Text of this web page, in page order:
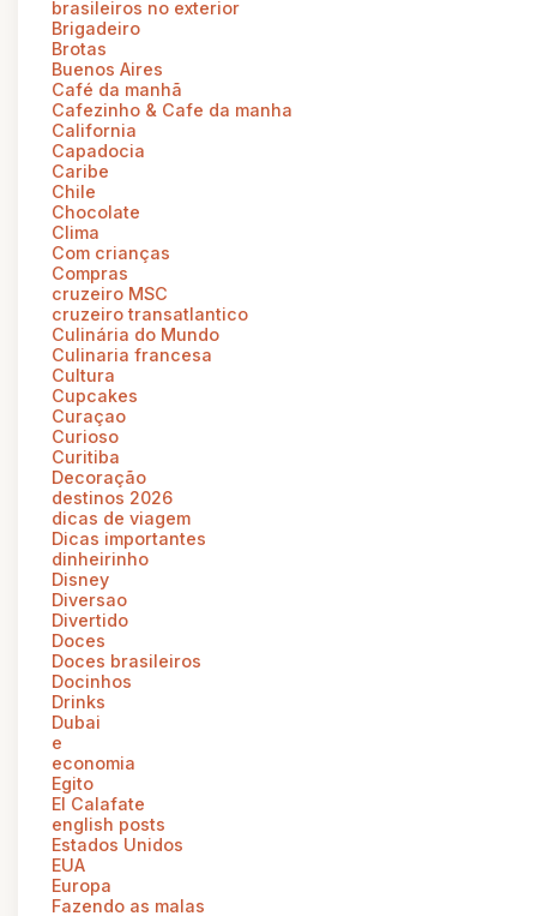
brasileiros no exterior
Brigadeiro
Brotas
Buenos Aires
Café da manhã
Cafezinho & Cafe da manha
California
Capadocia
Caribe
Chile
Chocolate
Clima
Com crianças
Compras
cruzeiro MSC
cruzeiro transatlantico
Culinária do Mundo
Culinaria francesa
Cultura
Cupcakes
Curaçao
Curioso
Curitiba
Decoração
destinos 2026
dicas de viagem
Dicas importantes
dinheirinho
Disney
Diversao
Divertido
Doces
Doces brasileiros
Docinhos
Drinks
Dubai
e
economia
Egito
El Calafate
english posts
Estados Unidos
EUA
Europa
Fazendo as malas